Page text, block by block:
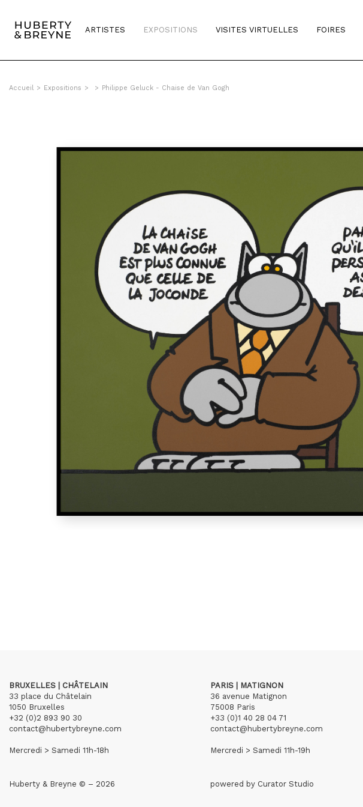
ARTISTES EXPOSITIONS VISITES VIRTUELLES FOIRES
Accueil > Expositions > > Philippe Geluck - Chaise de Van Gogh
BRUXELLES | CHÂTELAIN
33 place du Châtelain
1050 Bruxelles
+32 (0)2 893 90 30
contact@hubertybreyne.com
Mercredi > Samedi 11h-18h
PARIS | MATIGNON
36 avenue Matignon
75008 Paris
+33 (0)1 40 28 04 71
contact@hubertybreyne.com
Mercredi > Samedi 11h-19h
Huberty & Breyne © – 2026 powered by Curator Studio